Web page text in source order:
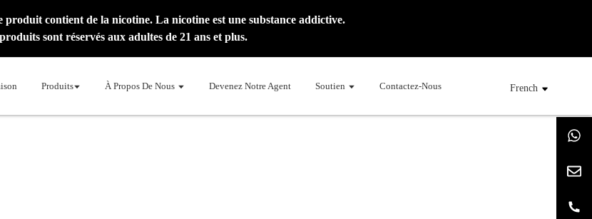
contient de la nicotine. La nicotine est une substance addictive.
sont réservés aux adultes de 21 ans et plus.
Produits À Propos De Nous Devenez Notre Agent Soutien Contactez-Nous French